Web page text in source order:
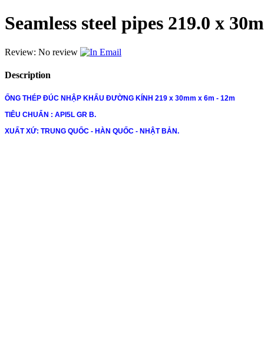
Seamless steel pipes 219.0 x
Review: No review Email
Description
ỐNG THÉP ĐÚC NHẬP KHẨU ĐƯỜNG KÍNH 219 x 30mm x 6m - 12m
TIÊU CHUẨN : API5L GR B.
XUẤT XỨ: TRUNG QUỐC - HÀN QUỐC - NHẬT BẢN.